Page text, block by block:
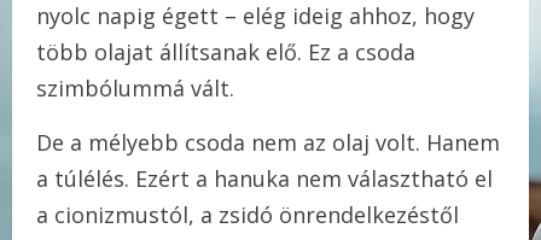
nyolc napig égett – elég ideig ahhoz, hogy
több olajat állítsanak elő. Ez a csoda
szimbólummá vált.
De a mélyebb csoda nem az olaj volt. Hanem
a túlélés. Ezért a hanuka nem választható el
a cionizmustól, a zsidó önrendelkezéstől